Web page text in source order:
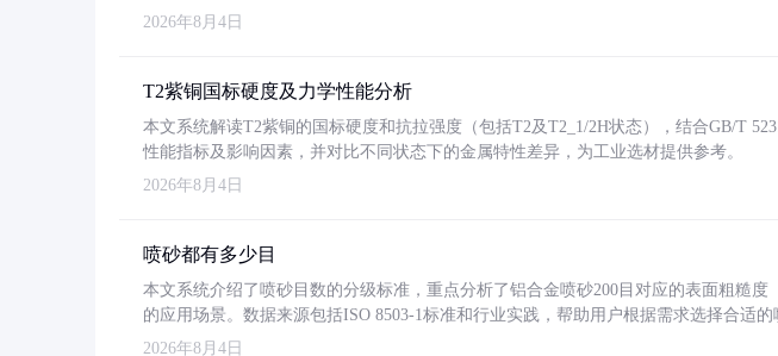
2026年8月4日
T2紫铜国标硬度及力学性能分析
本文系统解读T2紫铜的国标硬度和抗拉强度（包括T2及T2_1/2H状态），结合GB/T
性能指标及影响因素，并对比不同状态下的金属特性差异，为工业选材提供参考。
2026年8月4日
喷砂都有多少目
本文系统介绍了喷砂目数的分级标准，重点分析了铝合金喷砂200目对应的表面粗糙度
的应用场景。数据来源包括ISO 8503-1标准和行业实践，帮助用户根据需求选择合适的
2026年8月4日